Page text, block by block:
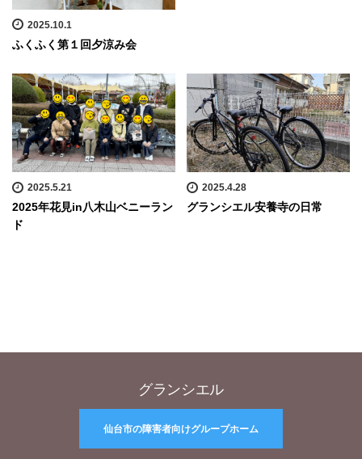
2025.10.1
ふくふく第１回夕涼み会
2025.5.21
2025年花見in八木山ベニーラン
ド
2025.4.28
グランシエル安養寺の日常
グランシエル
仙台市の障害者向けグループホーム